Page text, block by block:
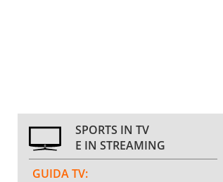
SPORTS IN TV
E IN STREAMING
GUIDA TV: